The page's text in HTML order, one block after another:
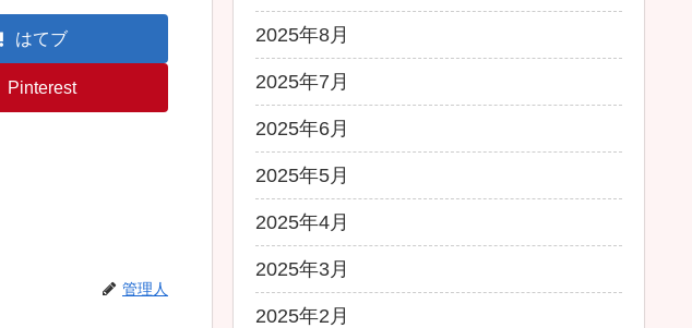
はてブ
Pinterest
管理人
2025年8月
2025年7月
2025年6月
2025年5月
2025年4月
2025年3月
2025年2月